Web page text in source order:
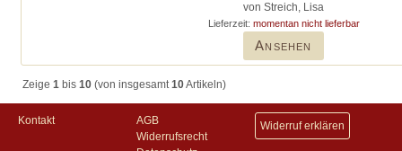
von Streich, Lisa
Lieferzeit: momentan nicht lieferbar
Ansehen
Zeige 1 bis 10 (von insgesamt10Artikeln)
Kontakt
AGB
Widerrufsrecht
Widerruf erklären